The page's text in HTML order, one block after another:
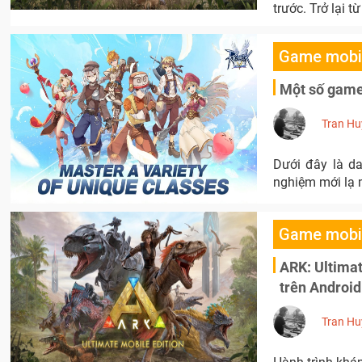
trước. Trở lại
Game
Một số
Tran
Dưới đây là
nghiệm mới lạ
Game
ARK:
trên Android
Tran